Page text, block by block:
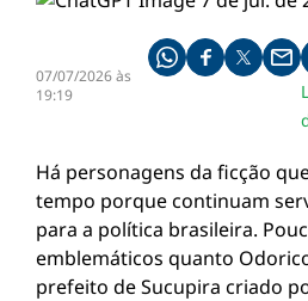
07/07/2026 às
19:19
Compartilhe pelo
Compartilhar
Há personagens da ficção
tempo porque continuam
para a política brasileira.
emblemáticos quanto
prefeito de Sucupira criado